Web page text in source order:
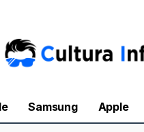
Samsung Apple